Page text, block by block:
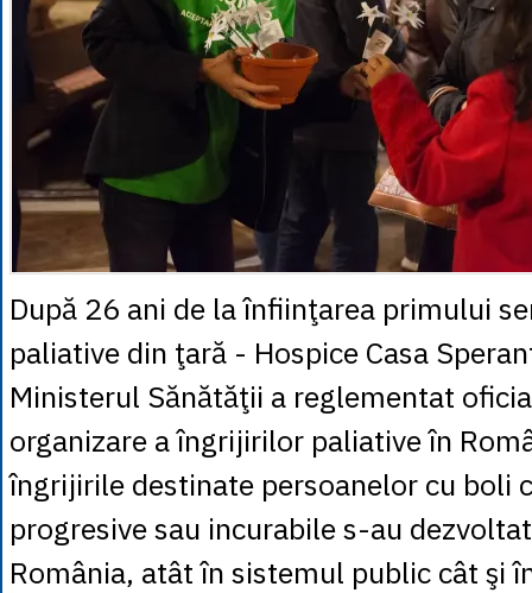
După 26 ani de la înfiinţarea primului
paliative din ţară - Hospice Casa
Ministerul Sănătăţii a reglementat
organizare a îngrijirilor paliative în
îngrijirile destinate persoanelor cu boli
progresive sau incurabile s-au
România, atât în sistemul public cât şi